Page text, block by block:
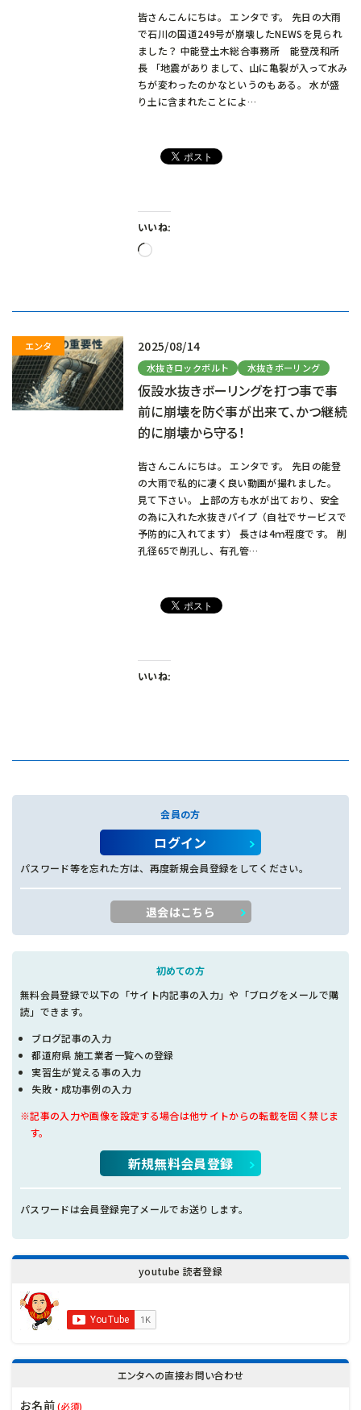
皆さんこんにちは。 エンタです。 先日の大雨
で石川の国道249号が崩壊したNEWSを見られ
ました？ 中能登土木総合事務所 能登茂和所
長 「地震がありまして、山に亀裂が入って水み
ちが変わったのかなというのもある。 水が盛
り土に含まれたことによ…
いいね:
読
2025/08/14
水抜きロックボルト 水抜きボーリング
仮設水抜きボーリングを打つ事で事
前に崩壊を防ぐ事が出来て、かつ継続
的に崩壊から守る！
皆さんこんにちは。 エンタです。 先日の能登
の大雨で私的に凄く良い動画が撮れました。
見て下さい。 上部の方も水が出ており、安全
の為に入れた水抜きパイプ（自社でサービスで
予防的に入れてます） 長さは4ｍ程度です。 削
孔径65で削孔し、有孔管…
いいね:
会員の方
ログイン
パスワード等を忘れた方は、再度新規会員登録をしてください。
退会はこちら
初めての方
無料会員登録で以下の「サイト内記事の入力」や「ブログをメールで購
読」できます。
ブログ記事の入力
都道府県 施工業者一覧への登録
実習生が覚える事の入力
失敗・成功事例の入力
※記事の入力や画像を設定する場合は他サイトからの転載を固く禁じま
す。
新規無料会員登録
パスワードは会員登録完了メールでお送りします。
youtube 読者登録
エンタへの直接お問い合わせ
お名前(必須)